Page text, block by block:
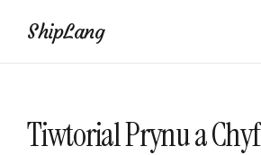
ShipLang
Tiwtorial Prynu a